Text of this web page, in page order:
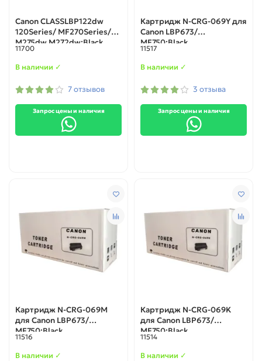
Canon CLASSLBP122dw
120Series/ MF270Series/
M275dw M272dw;Black
11700
В наличии ✓
7 отзывов
Запрос цены и наличия
Картридж N-CRG-069Y для
Canon LBP673/
MF750;Black
11517
В наличии ✓
3 отзыва
Запрос цены и наличия
Картридж N-CRG-069M
для Canon LBP673/
MF750;Black
11516
В наличии ✓
Картридж N-CRG-069K
для Canon LBP673/
MF750;Black
11514
В наличии ✓